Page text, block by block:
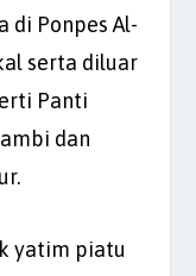
di Ponpes Al-
serta diluar
Panti
dan
yatim piatu